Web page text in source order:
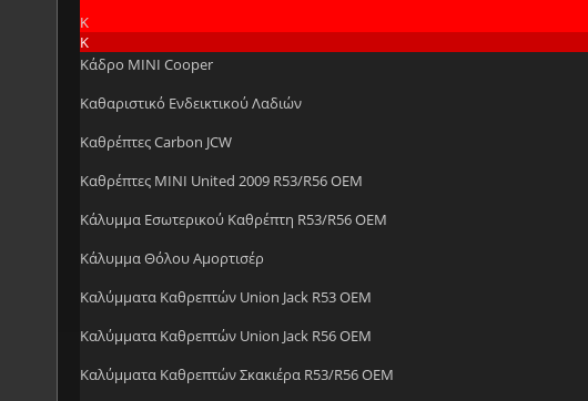
Κ
Κ
Κάδρο MINI Cooper
Καθαριστικό Ενδεικτικού Λαδιών
Καθρέπτες Carbon JCW
Καθρέπτες MINI United 2009 R53/R56 OEM
Κάλυμμα Εσωτερικού Καθρέπτη R53/R56 OEM
Κάλυμμα Θόλου Αμορτισέρ
Καλύμματα Kαθρεπτών Union Jack R53 OEM
Καλύμματα Καθρεπτών Union Jack R56 OEM
Καλύμματα Καθρεπτών Σκακιέρα R53/R56 OEM